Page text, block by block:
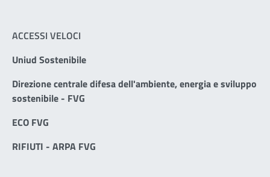
ACCESSI VELOCI
Uniud Sostenibile
Direzione centrale difesa dell'ambiente, energia e sviluppo
sostenibile - FVG
ECO FVG
RIFIUTI - ARPA FVG